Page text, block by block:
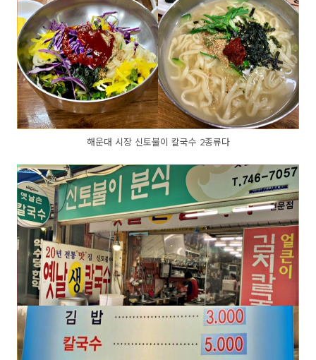
해운대 시장 신토불이 칼국수 2종류다